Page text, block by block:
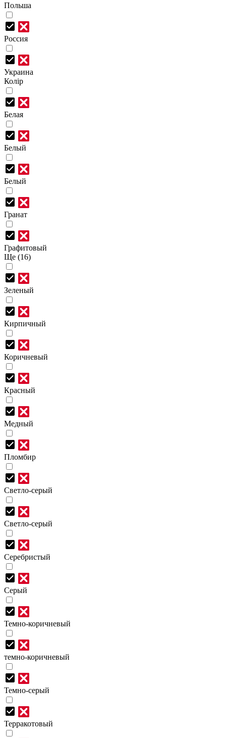
Польша
Россия
Украина
Колір
Белая
Белый
Белый
Гранат
Графитовый
Ще (16)
Зеленый
Кирпичный
Коричневый
Красный
Медный
Пломбир
Светло-серый
Светло-серый
Серебристый
Серый
Темно-коричневый
темно-коричневый
Темно-серый
Терракотовый